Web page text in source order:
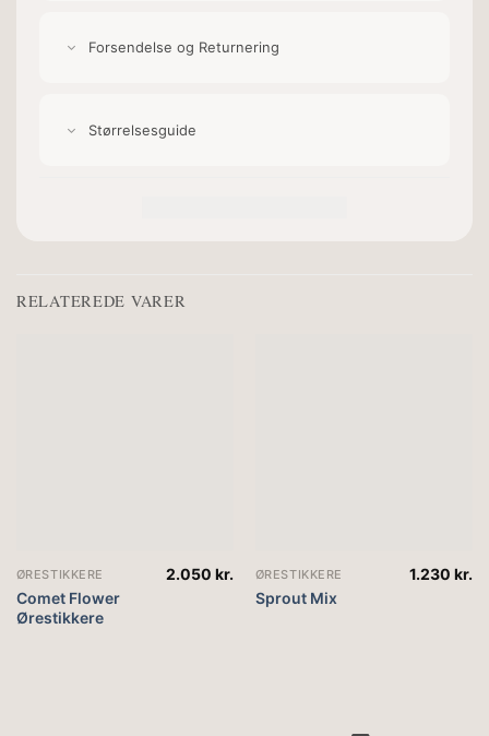
Forsendelse og Returnering
Størrelsesguide
RELATEREDE VARER
ØRESTIKKERE
Comet Flower
Ørestikkere
2.050kr. ØRESTIKKERE
Sprout Mix
1.230kr.